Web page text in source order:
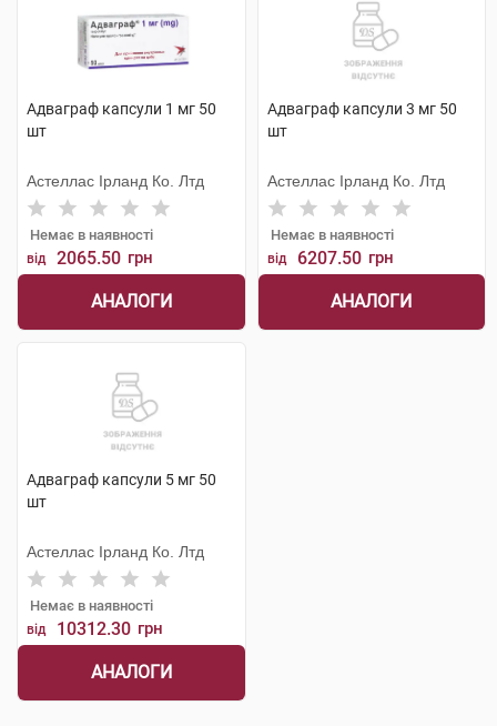
Адваграф капсули 1 мг 50
шт
Астеллас Ірланд Ко. Лтд
Немає в наявності
від 2065.50 грн
АНАЛОГИ
Адваграф капсули 3 мг 50
шт
Астеллас Ірланд Ко. Лтд
Немає в наявності
від 6207.50 грн
АНАЛОГИ
Адваграф капсули 5 мг 50
шт
Астеллас Ірланд Ко. Лтд
Немає в наявності
від 10312.30 грн
АНАЛОГИ